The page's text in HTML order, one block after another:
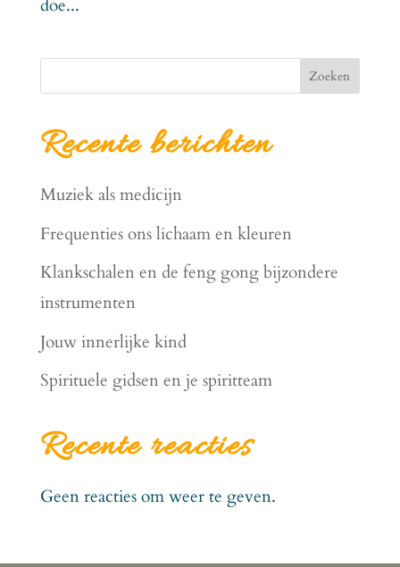
doe...
Zoeken
Recente berichten
Muziek als medicijn
Frequenties ons lichaam en kleuren
Klankschalen en de feng gong bijzondere
instrumenten
Jouw innerlijke kind
Spirituele gidsen en je spiritteam
Recente reacties
Geen reacties om weer te geven.